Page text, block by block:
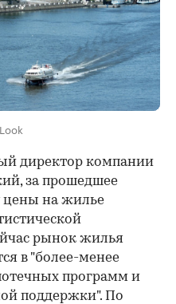
директор компании
за прошедшее
цены на жилье
рынок жилья
в "более-менее
программ и
поддержки". По